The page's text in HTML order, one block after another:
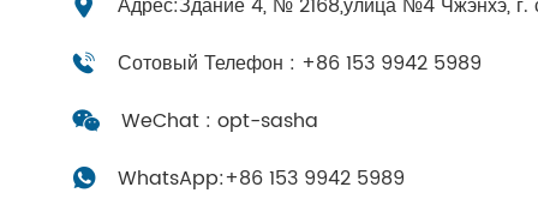
Сотовый Телефон : +86 153 9942 5989
WeChat : opt-sasha
WhatsApp:+86 153 9942 5989